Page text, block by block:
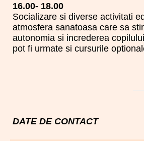
16.00- 18.00
Socializare si diverse activitati
atmosfera sanatoasa care sa
autonomia si increderea
pot fi urmate si cursurile
DATE DE CONTACT